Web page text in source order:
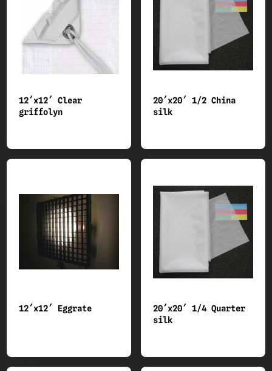
12´x12´ Clear
griffolyn
20´x20´ 1/2 China
silk
12´x12´ Eggrate
20´x20´ 1/4 Quarter
silk